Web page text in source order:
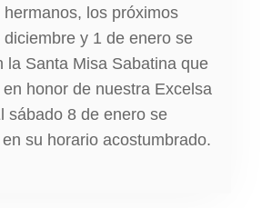
hermanos, los próximos
y 1 de enero se
la Santa Misa Sabatina que
honor de nuestra Excelsa
sábado 8 de enero se
su horario acostumbrado.